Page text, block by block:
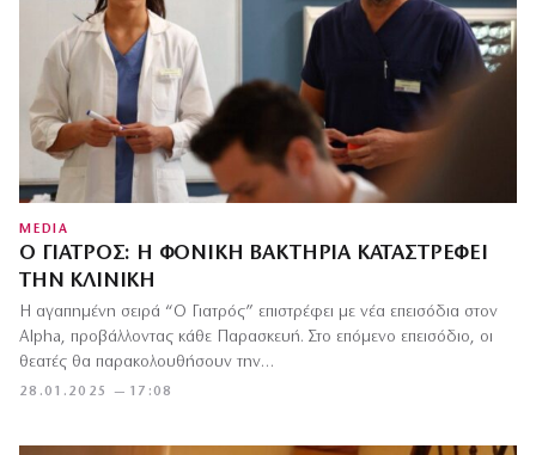
MEDIA
Ο ΓΙΑΤΡΌΣ: Η ΦΟΝΙΚΉ ΒΑΚΤΗΡΊΑ ΚΑΤΑΣΤΡΈΦΕΙ
ΤΗΝ ΚΛΙΝΙΚΉ
28.01.2025 — 17:08
Η αγαπημένη σειρά “Ο Γιατρός” επιστρέφει με νέα επεισόδια στον
Alpha, προβάλλοντας κάθε Παρασκευή. Στο επόμενο επεισόδιο, οι
θεατές θα παρακολουθήσουν την…